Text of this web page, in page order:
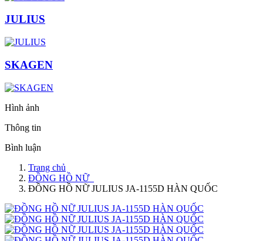
JULIUS
SKAGEN
Hình ảnh
Thông tin
Bình luận
Trang chủ
ĐỒNG HỒ NỮ
ĐỒNG HỒ NỮ JULIUS JA-1155D HÀN QUỐC